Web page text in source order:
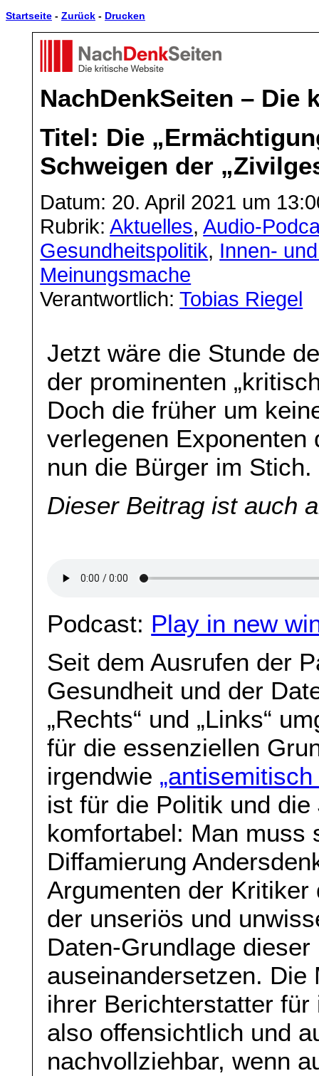
Startseite - Zurück - Drucken
NachDenkSeiten – Die
Titel: Die
Schweigen der
Datum: 20. April 2021 um
Rubrik:Aktuelles,Audio-
Gesundheitspolitik, Innen-
Meinungsmache
Verantwortlich:Tobias Riegel
Jetzt wäre die Stunde
der prominenten
Doch die früher um
verlegenen Exponenten
nun die Bürger im
Dieser Beitrag ist auch
Podcast: Play in new
Seit dem Ausrufen der
Gesundheit und der
„Rechts“ und „Links“
für die essenziellen
irgendwie
ist für die Politik und
komfortabel: Man muss
Diffamierung
Argumenten der
der unseriös und
Daten-Grundlage
auseinandersetzen. Die
ihrer Berichterstatter
also offensichtlich und
nachvollziehbar, wenn